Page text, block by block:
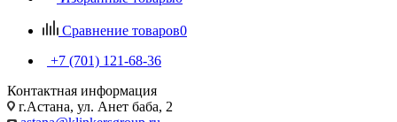
Сравнение товаров0
+7 (701) 121-68-36
Контактная информация
г.Астана, ул. Анет баба, 2